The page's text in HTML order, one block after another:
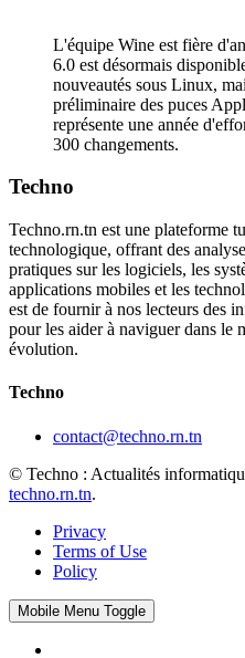
L'équipe Wine est fière
6.0 est désormais
nouveautés sous Linux,
préliminaire des puces
représente une année
300 changements.
Techno
Techno.rn.tn est une plateforme
technologique, offrant des
pratiques sur les logiciels, les
applications mobiles et les
est de fournir à nos lecteurs des
pour les aider à naviguer dans le
évolution.
Techno
contact@techno.rn.tn
© Techno : Actualités
techno.rn.tn.
Privacy
Terms of Use
Policy
Mobile Menu Toggle